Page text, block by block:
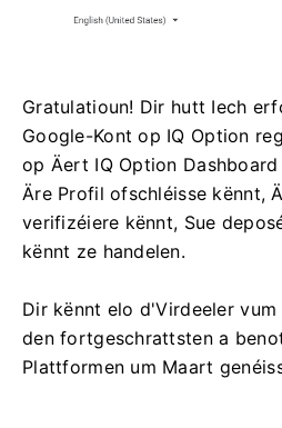
Gratulatioun! Dir hutt Iech
Google-Kont op IQ Option
op Äert IQ Option
Äre Profil ofschléisse kënnt,
verifizéiere kënnt, Sue
kënnt ze handelen.
Dir kënnt elo d'Virdeeler
den fortgeschrattsten a
Plattformen um Maart